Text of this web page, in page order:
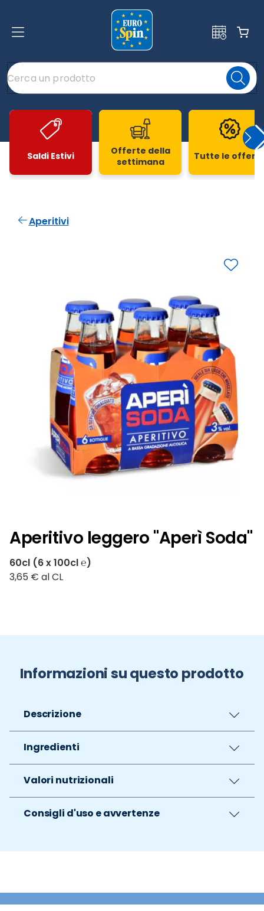
Saldi Estivi
Offerte della
settimana
Tutte le
Aperitivi
Aperitivo leggero "Aperì Soda"
60cl (6 x 100cl ℮)
3,65 € al CL
Informazioni su questo prodotto
Descrizione
Ingredienti
Valori nutrizionali
Consigli d'uso e avvertenze